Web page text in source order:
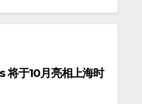
于10月亮相上海时